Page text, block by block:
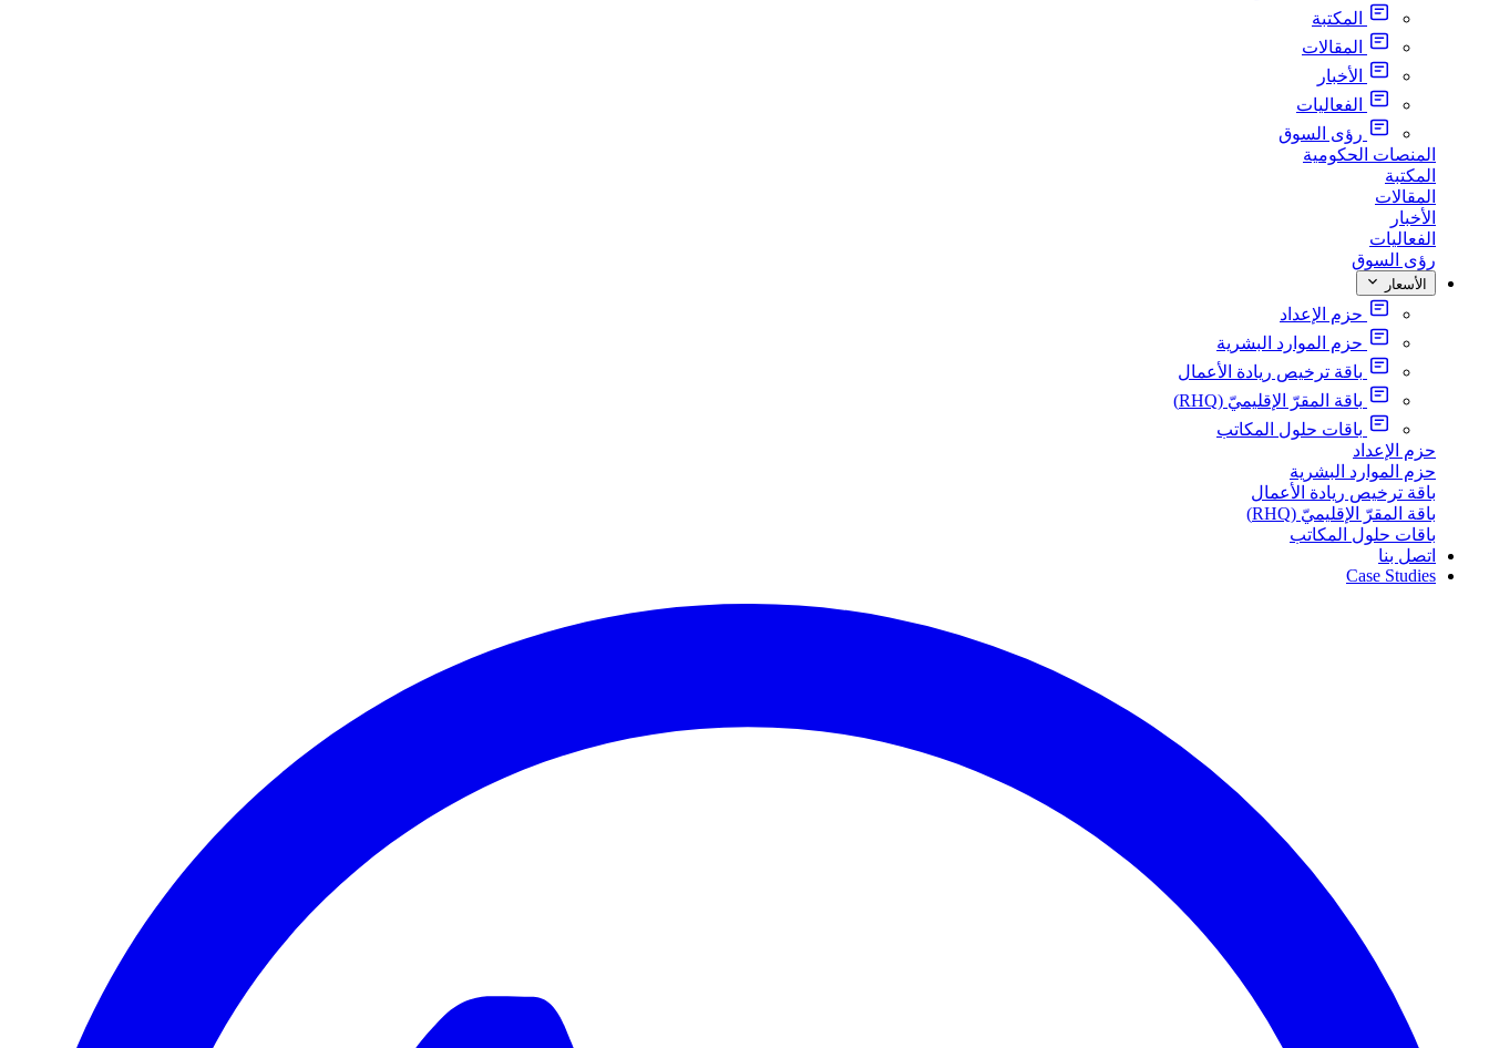
المكتبة
المقالات
الأخبار
الفعاليات
رؤى السوق
المنصات الحكومية
المكتبة
المقالات
الأخبار
الفعاليات
رؤى السوق
الأسعار
حزم الإعداد
حزم الموارد البشرية
باقة ترخيص ريادة الأعمال
باقة المقرّ الإقليميّ (RHQ)
باقات حلول المكاتب
حزم الإعداد
حزم الموارد البشرية
باقة ترخيص ريادة الأعمال
باقة المقرّ الإقليميّ (RHQ)
باقات حلول المكاتب
اتصل بنا
Case Studies